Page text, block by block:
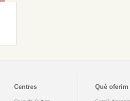
Centres Què oferim